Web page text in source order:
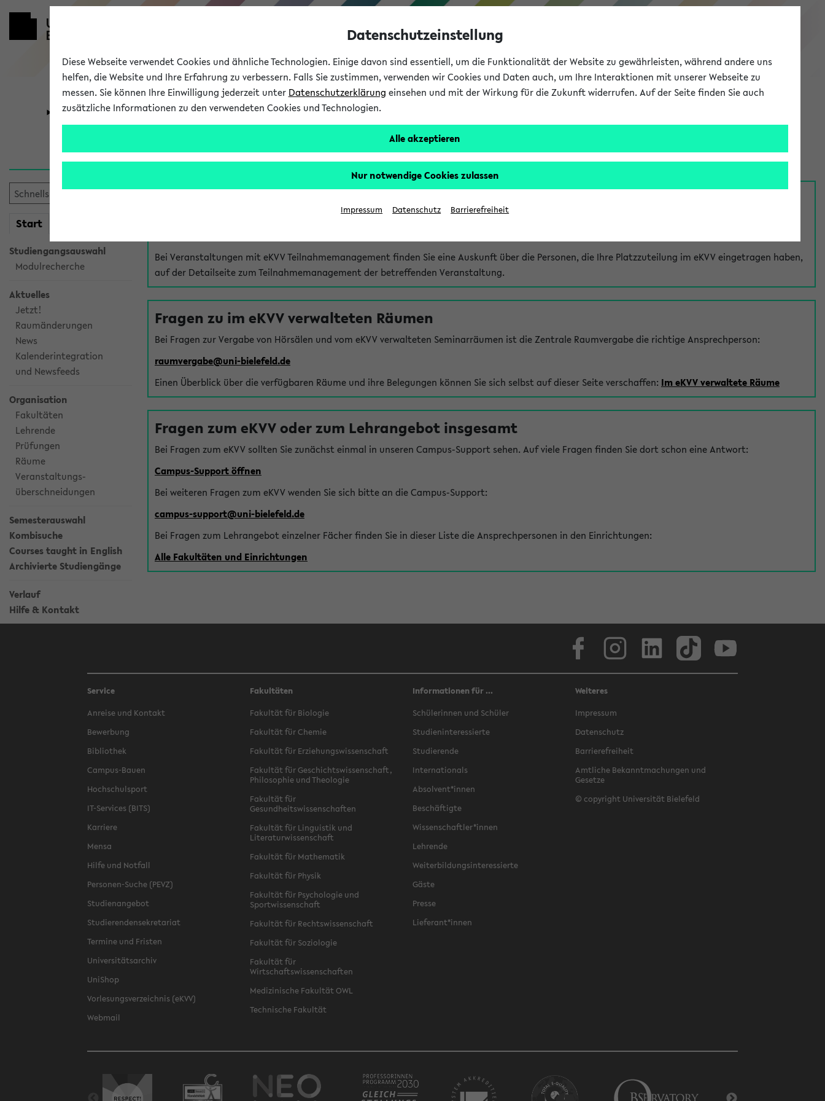
eKVV
Universität Forschung Studium
Start
Studiengangsauswahl
Modulrecherche
Aktuelles
Jetzt!
Raumänderungen
News
Kalenderintegration
und Newsfeeds
Organisation
Fakultäten
Lehrende
Prüfungen
Räume
Veranstaltungs-
überschneidungen
Semesterauswahl
Kombisuche
Courses taught in English
Archivierte Studiengänge
Verlauf
Hilfe & Kontakt
Hilfe & Kontakt
Bei Veranstaltungen mit eKVV Teilnahmemanagement finden Sie eine Auskunft über die Personen, die Ihre Platzzuteilung im eKVV eingetragen haben,
auf der Detailseite zum Teilnahmemanagement der betreffenden Veranstaltung.
Fragen zu im eKVV verwalteten Räumen
Bei Fragen zur Vergabe von Hörsälen und vom eKVV verwalteten Seminarräumen ist die Zentrale Raumvergabe die richtige Ansprechperson:
raumvergabe@uni-bielefeld.de
Einen Überblick über die verfügbaren Räume und ihre Belegungen können Sie sich selbst auf dieser Seite verschaffen: Im eKVV verwaltete Räume
Fragen zum eKVV oder zum Lehrangebot insgesamt
Bei Fragen zum eKVV sollten Sie zunächst einmal in unseren Campus-Support sehen. Auf viele Fragen finden Sie dort schon eine Antwort:
Campus-Support öffnen
Bei weiteren Fragen zum eKVV wenden Sie sich bitte an die Campus-Support:
campus-support@uni-bielefeld.de
Bei Fragen zum Lehrangebot einzelner Fächer finden Sie in dieser Liste die Ansprechpersonen in den Einrichtungen:
Alle Fakultäten und Einrichtungen
Service
Anreise und Kontakt
Bewerbung
Bibliothek
Campus-Bauen
Hochschulsport
IT-Services (BITS)
Karriere
Mensa
Hilfe und Notfall
Personen-Suche (PEVZ)
Studienangebot
Studierendensekretariat
Termine und Fristen
Universitätsarchiv
UniShop
Vorlesungsverzeichnis (eKVV)
Webmail
Fakultäten
Fakultät für Biologie
Fakultät für Chemie
Fakultät für Erziehungswissenschaft
Fakultät für Geschichtswissenschaft,
Philosophie und Theologie
Fakultät für
Gesundheitswissenschaften
Fakultät für Linguistik und
Literaturwissenschaft
Fakultät für Mathematik
Fakultät für Physik
Fakultät für Psychologie und
Sportwissenschaft
Fakultät für Rechtswissenschaft
Fakultät für Soziologie
Fakultät für
Wirtschaftswissenschaften
Medizinische Fakultät OWL
Technische Fakultät
Informationen für ...
Schülerinnen und Schüler
Studieninteressierte
Studierende
Internationals
Absolvent*innen
Beschäftigte
Wissenschaftler*innen
Lehrende
Weiterbildungsinteressierte
Gäste
Presse
Lieferant*innen
Weiteres
Impressum
Datenschutz
Barrierefreiheit
Amtliche Bekanntmachungen und
Gesetze
© copyright Universität Bielefeld
Datenschutzeinstellung
Diese Webseite verwendet Cookies und ähnliche Technologien. Einige davon sind essentiell, um die Funktionalität der Website zu gewährleisten, während andere uns
helfen, die Website und Ihre Erfahrung zu verbessern. Falls Sie zustimmen, verwenden wir Cookies und Daten auch, um Ihre Interaktionen mit unserer Webseite zu
messen. Sie können Ihre Einwilligung jederzeit unter Datenschutzerklärung einsehen und mit der Wirkung für die Zukunft widerrufen. Auf der Seite finden Sie auch
zusätzliche Informationen zu den verwendeten Cookies und Technologien.
Alle akzeptieren
Nur notwendige Cookies zulassen
Impressum Datenschutz Barrierefreiheit